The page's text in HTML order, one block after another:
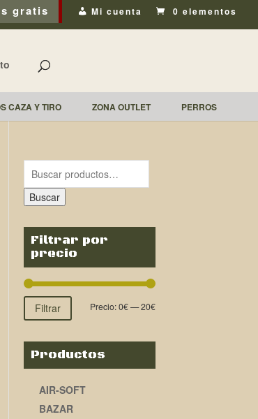
gratis Mi cuenta 0 elementos
CAZA Y TIRO ZONA OUTLET PERROS
Buscar
Filtrar por
precio
Filtrar Precio:0€—20€
Productos
AIR-SOFT
BAZAR